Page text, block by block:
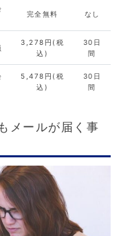
完全無料 なし
3,278円(税
込)
30日
間
5,478円(税
込)
30日
間
メールが届く事